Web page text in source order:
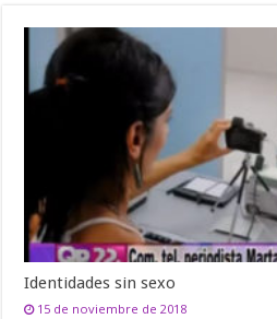
Identidades sin sexo
15 de noviembre de 2018